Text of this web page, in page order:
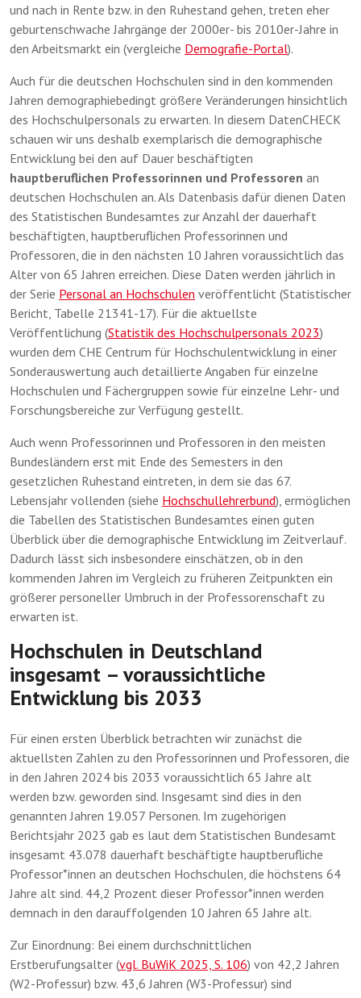
und nach in Rente bzw. in den Ruhestand gehen, treten eher
geburtenschwache Jahrgänge der 2000er- bis 2010er-Jahre in
den Arbeitsmarkt ein (vergleiche Demografie-Portal).
Auch für die deutschen Hochschulen sind in den kommenden
Jahren demographiebedingt größere Veränderungen hinsichtlich
des Hochschulpersonals zu erwarten. In diesem DatenCHECK
schauen wir uns deshalb exemplarisch die demographische
Entwicklung bei den auf Dauer beschäftigten
hauptberuflichen Professorinnen und Professoren an
deutschen Hochschulen an. Als Datenbasis dafür dienen Daten
des Statistischen Bundesamtes zur Anzahl der dauerhaft
beschäftigten, hauptberuflichen Professorinnen und
Professoren, die in den nächsten 10 Jahren voraussichtlich das
Alter von 65 Jahren erreichen. Diese Daten werden jährlich in
der Serie Personal an Hochschulen veröffentlicht (Statistischer
Bericht, Tabelle 21341-17). Für die aktuellste
Veröffentlichung (Statistik des Hochschulpersonals 2023)
wurden dem CHE Centrum für Hochschulentwicklung in einer
Sonderauswertung auch detaillierte Angaben für einzelne
Hochschulen und Fächergruppen sowie für einzelne Lehr- und
Forschungsbereiche zur Verfügung gestellt.
Auch wenn Professorinnen und Professoren in den meisten
Bundesländern erst mit Ende des Semesters in den
gesetzlichen Ruhestand eintreten, in dem sie das 67.
Lebensjahr vollenden (siehe Hochschullehrerbund), ermöglichen
die Tabellen des Statistischen Bundesamtes einen guten
Überblick über die demographische Entwicklung im Zeitverlauf.
Dadurch lässt sich insbesondere einschätzen, ob in den
kommenden Jahren im Vergleich zu früheren Zeitpunkten ein
größerer personeller Umbruch in der Professorenschaft zu
erwarten ist.
Hochschulen in Deutschland
insgesamt – voraussichtliche
Entwicklung bis 2033
Für einen ersten Überblick betrachten wir zunächst die
aktuellsten Zahlen zu den Professorinnen und Professoren, die
in den Jahren 2024 bis 2033 voraussichtlich 65 Jahre alt
werden bzw. geworden sind. Insgesamt sind dies in den
genannten Jahren 19.057 Personen. Im zugehörigen
Berichtsjahr 2023 gab es laut dem Statistischen Bundesamt
insgesamt 43.078 dauerhaft beschäftigte hauptberufliche
Professor*innen an deutschen Hochschulen, die höchstens 64
Jahre alt sind. 44,2 Prozent dieser Professor*innen werden
demnach in den darauffolgenden 10 Jahren 65 Jahre alt.
Zur Einordnung: Bei einem durchschnittlichen
Erstberufungsalter (vgl. BuWiK 2025, S. 106) von 42,2 Jahren
(W2-Professur) bzw. 43,6 Jahren (W3-Professur) sind